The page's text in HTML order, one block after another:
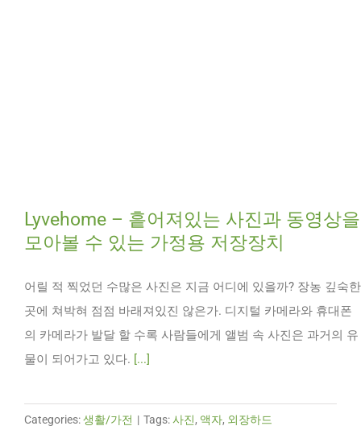
Lyvehome – 흩어져있는 사진과 동영상을
모아볼 수 있는 가정용 저장장치
어릴 적 찍었던 수많은 사진은 지금 어디에 있을까? 장농 깊숙한
곳에 쳐박혀 점점 바래져있진 않은가. 디지털 카메라와 휴대폰
의 카메라가 발달 할 수록 사람들에게 앨범 속 사진은 과거의 유
물이 되어가고 있다. [...]
Categories:생활/가전 | Tags:사진, 액자, 외장하드